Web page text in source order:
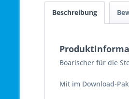
Beschreibung
Boarischer für die
Mit im Download-